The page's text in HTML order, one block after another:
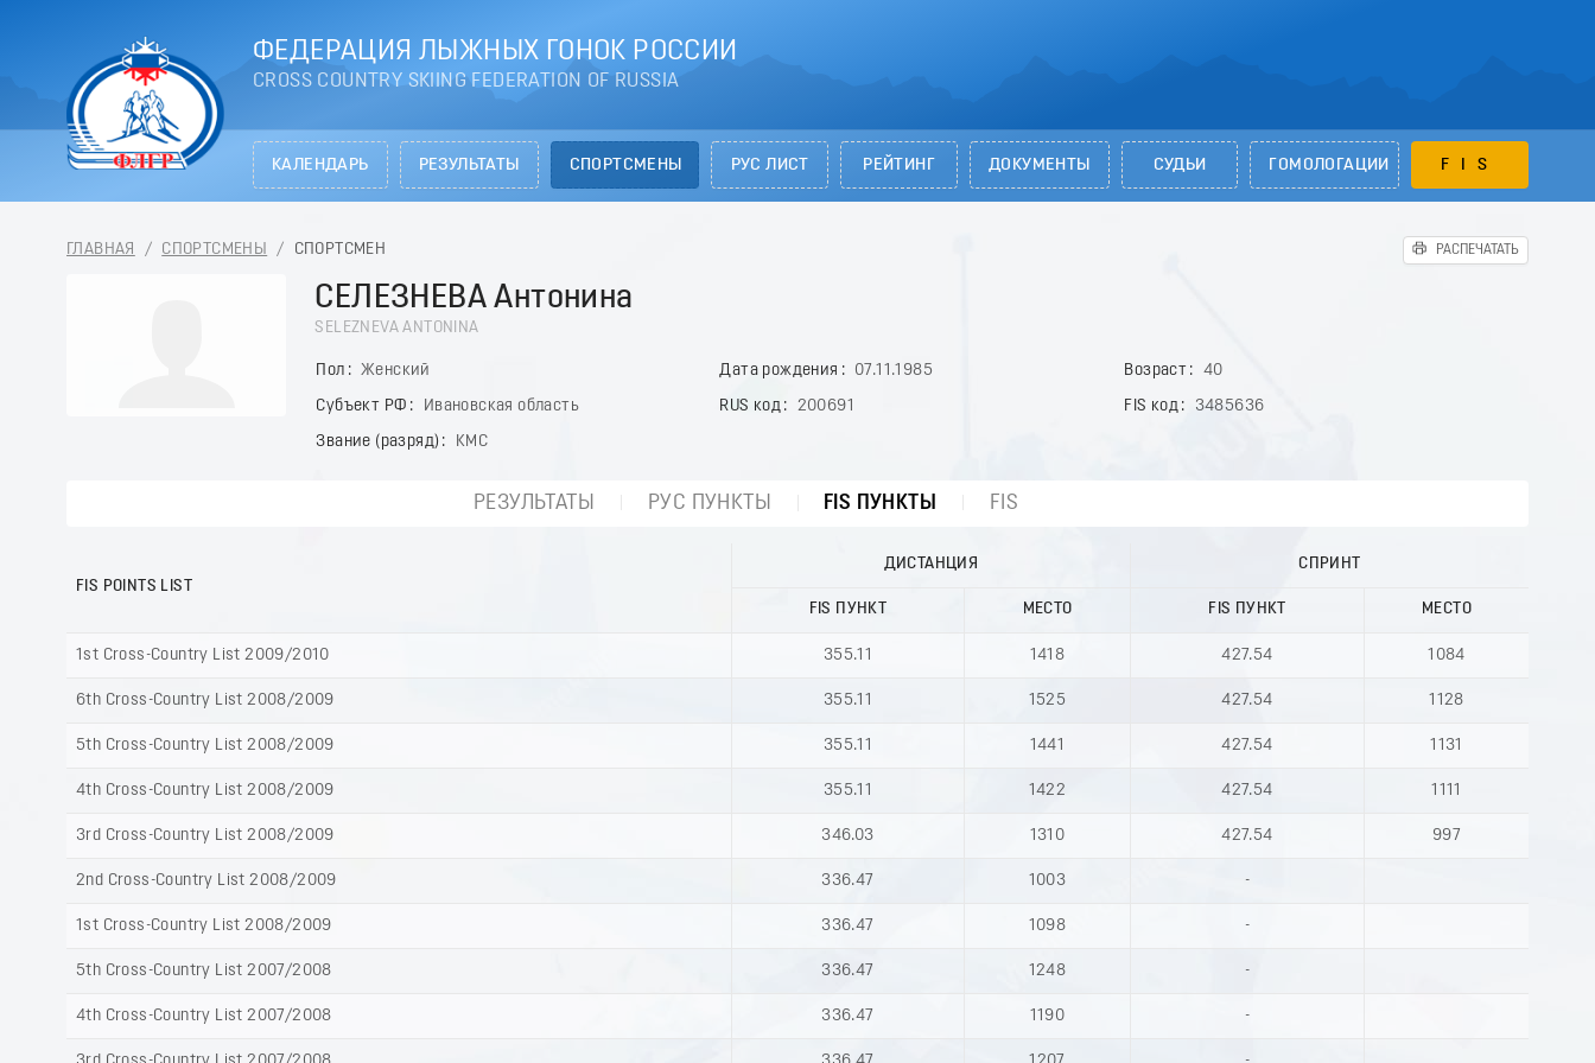
ФЕДЕРАЦИЯ ЛЫЖНЫХ ГОНОК РОССИИ
CROSS COUNTRY SKIING FEDERATION OF RUSSIA
КАЛЕНДАРЬ РЕЗУЛЬТАТЫ СПОРТСМЕНЫ РУС ЛИСТ РЕЙТИНГ ДОКУМЕНТЫ СУДЬИ ГОМОЛОГАЦИИ FIS
ГЛАВНАЯ / СПОРТСМЕНЫ / СПОРТСМЕН РАСПЕЧАТАТЬ
СЕЛЕЗНЕВА Антонина
SELEZNEVA ANTONINA
Пол Женский Дата рождения 07.11.1985 Возраст
40
Субъект РФ
Ивановская область RUS код 200691 FIS код
3485636
Звание (разряд)
КМС
РЕЗУЛЬТАТЫ РУС ПУНКТЫ FIS ПУНКТЫ FIS
FIS POINTS LIST
ДИСТАНЦИЯ СПРИНТ
FIS ПУНКТ МЕСТО FIS ПУНКТ МЕСТО
1st Cross-Country List 2009/2010 355.11 1418 427.54 1084
6th Cross-Country List 2008/2009 355.11 1525 427.54 1128
5th Cross-Country List 2008/2009 355.11 1441 427.54 1131
4th Cross-Country List 2008/2009 355.11 1422 427.54 1111
3rd Cross-Country List 2008/2009 346.03 1310 427.54 997
2nd Cross-Country List 2008/2009 336.47 1003 -
1st Cross-Country List 2008/2009 336.47 1098 -
5th Cross-Country List 2007/2008 336.47 1248 -
4th Cross-Country List 2007/2008 336.47 1190 -